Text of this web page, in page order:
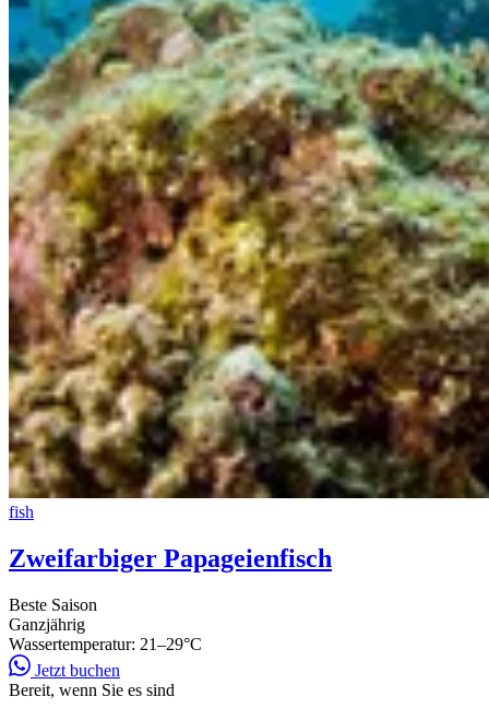
fish
Zweifarbiger Papageienfisch
Beste Saison
Ganzjährig
Wassertemperatur: 21–29°C
Jetzt buchen
Bereit, wenn Sie es sind